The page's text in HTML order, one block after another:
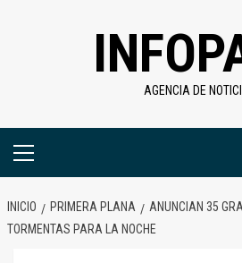
AGENCIA DE
Menú
INICIO PRIMERA PLANA
ANUNCIAN 35
TORMENTAS PARA LA NOCHE